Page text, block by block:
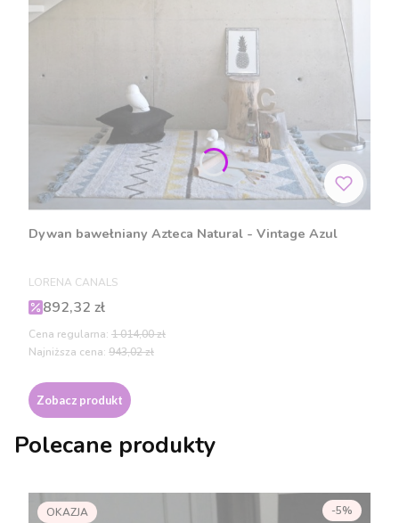
Dywan bawełniany Azteca Natural - Vintage Azul
PRODUCENT
LORENA CANALS
Cena promocyjna
892,32 zł
Cena regularna: 1 014,00 zł
Najniższa cena: 943,02 zł
Zobacz produkt
Polecane produkty
OKAZJA -5%